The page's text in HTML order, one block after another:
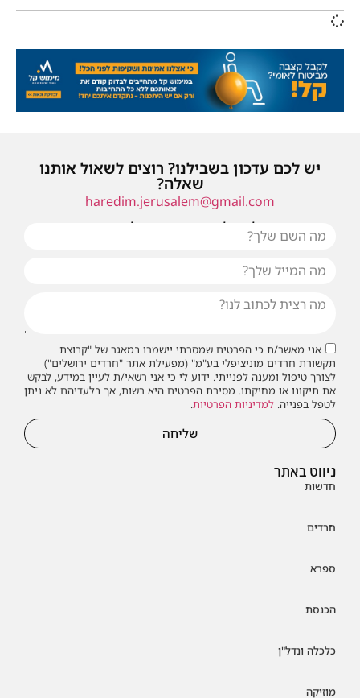
ניווט באתר
חדשות
חרדים
ספרא
הכנסת
כלכלה ונדל"ן
מוזיקה
יש לכם עדכון בשבילנו? רוצים לשאול אותנו
שאלה?
haredim.jerusalem@gmail.com
או שילחו אלינו פנייה ונחזור אליכם בהקדם
אני מאשר/ת כי הפרטים שמסרתי יישמרו במאגר של "קבוצת
תקשורת חרדים מוניציפלי בע"מ" (מפעילת אתר "חרדים ירושלים")
לצורך טיפול ומענה לפנייתי. ידוע לי כי אני רשאי/ת לעיין במידע, לבקש
את תיקונו או מחיקתו. מסירת הפרטים היא רשות, אך בלעדיהם לא ניתן
לטפל בפנייה. למדיניות הפרטיות.
שליחה